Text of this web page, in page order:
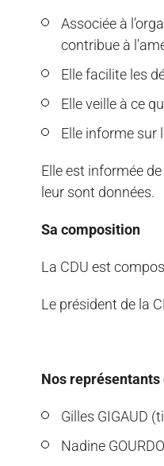
Associée à
contribue à
Elle facilite les
Elle veille à ce
Elle informe sur
Elle est informée
leur sont données.
Sa composition
La CDU est
Le président de la
Nos représentants
Gilles GIGAUD
Nadine